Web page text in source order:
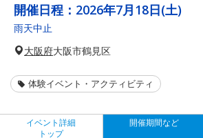
開催日程： 2026年7月18日(土)
雨天中止
大阪府大阪市鶴見区
体験イベント・アクティビティ
イベント詳細
トップ
開催期間など